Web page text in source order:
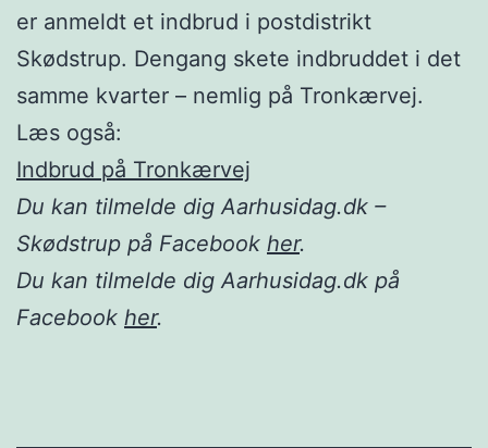
er anmeldt et indbrud i postdistrikt
Skødstrup. Dengang skete indbruddet i det
samme kvarter – nemlig på Tronkærvej.
Læs også:
Indbrud på Tronkærvej
Du kan tilmelde dig Aarhusidag.dk –
Skødstrup på Facebook her.
Du kan tilmelde dig Aarhusidag.dk på
Facebook her.